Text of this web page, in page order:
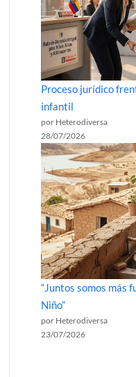
Proceso jurídico
infantil
por Heterodiversa
28/07/2026
“Juntos somos más
Niño”
por Heterodiversa
23/07/2026